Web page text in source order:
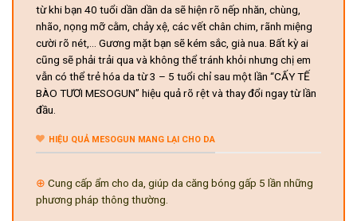
từ khi bạn 40 tuổi dần dần da sẽ hiện rõ nếp nhăn, chùng,
nhão, nọng mỡ cằm, chảy xệ, các vết chân chim, rãnh miệng
cười rõ nét,… Gương mặt bạn sẽ kém sắc, già nua. Bất kỳ ai
cũng sẽ phải trải qua và không thể tránh khỏi nhưng chị em
vẫn có thể trẻ hóa da từ 3 – 5 tuổi chỉ sau một lần “CẤY TẾ
BÀO TƯƠI MESOGUN” hiệu quả rõ rệt và thay đổi ngay từ lần
đầu.
HIỆU QUẢ MESOGUN MANG LẠI CHO DA
⊕ Cung cấp ẩm cho da, giúp da căng bóng gấp 5 lần những
phương pháp thông thường.